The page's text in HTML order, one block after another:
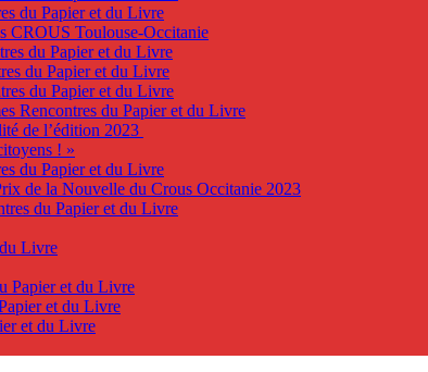
du Papier et du Livre
CROUS Toulouse-Occitanie
du Papier et du Livre
du Papier et du Livre
du Papier et du Livre
Rencontres du Papier et du Livre
de l’édition 2023
! »
du Papier et du Livre
de la Nouvelle du Crous Occitanie 2023
du Papier et du Livre
Livre
Papier et du Livre
et du Livre
et du Livre